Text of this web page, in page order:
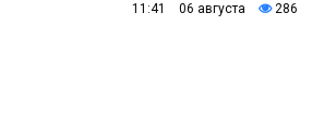
11:41 06 августа 286